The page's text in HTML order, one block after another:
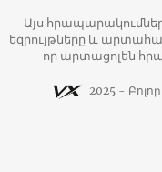
Այս
եզրույթները և
որ արտացոլեն
2025 -